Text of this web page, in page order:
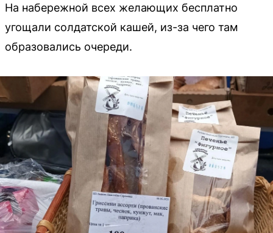
На набережной всех желающих бесплатно
угощали солдатской кашей, из-за чего там
образовались очереди.